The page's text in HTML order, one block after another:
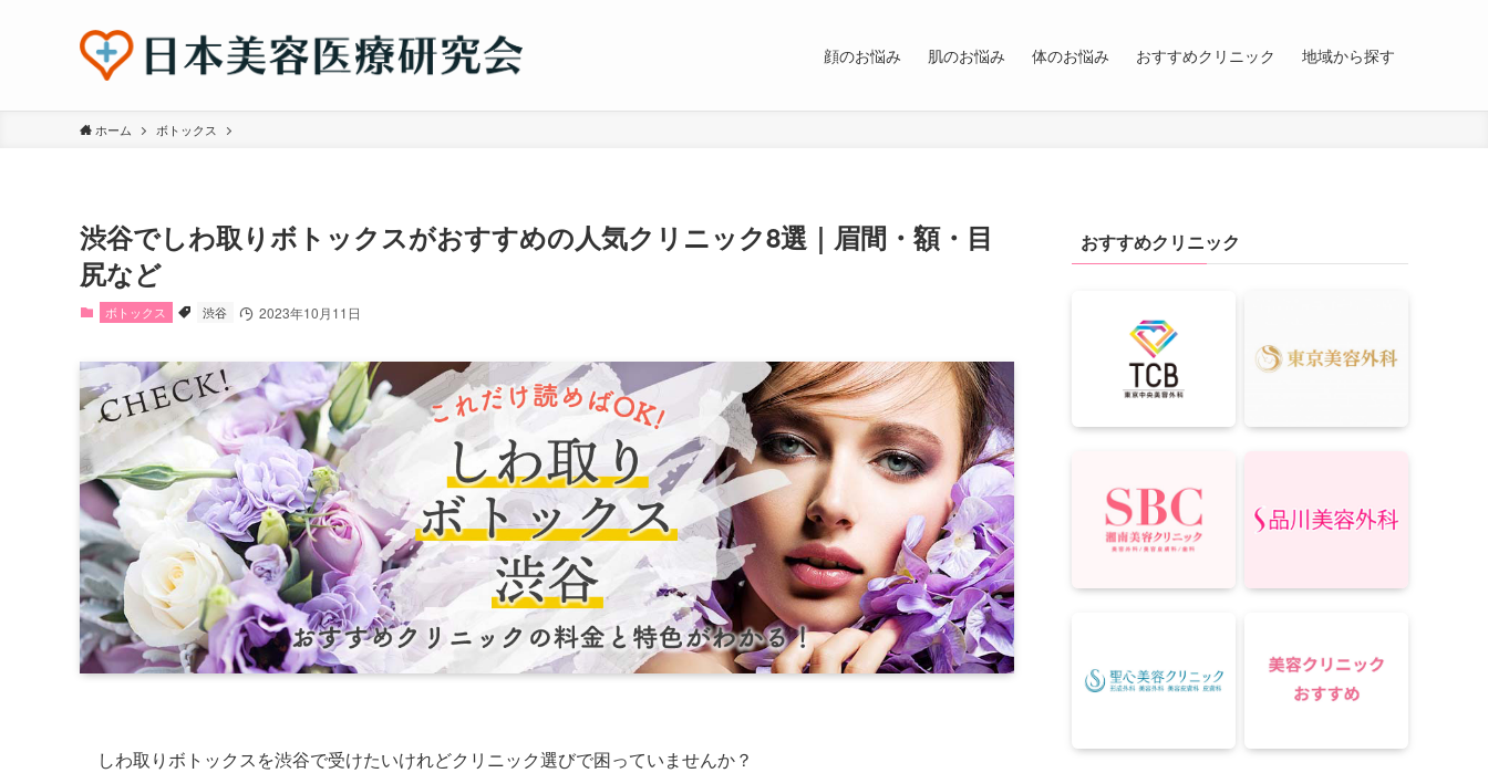
顔のお悩み 肌のお悩み 体のお悩み おすすめクリニック 地域から探す
ホーム ボトックス
渋谷でしわ取りボトックスがおすすめの人気クリニック8選｜眉間・額・目
尻など
ボトックス 渋谷 2023年10月11日
しわ取りボトックスを渋谷で受けたいけれどクリニック選びで困っていませんか？
おすすめクリニック